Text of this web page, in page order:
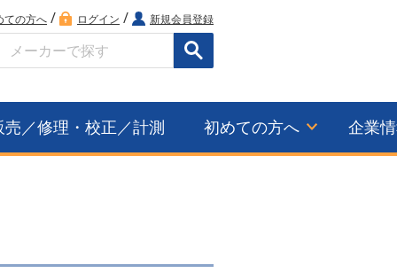
ての方へ / ログイン / 新規会員登録
売／修理・校正／計測 初めての方へ 企業